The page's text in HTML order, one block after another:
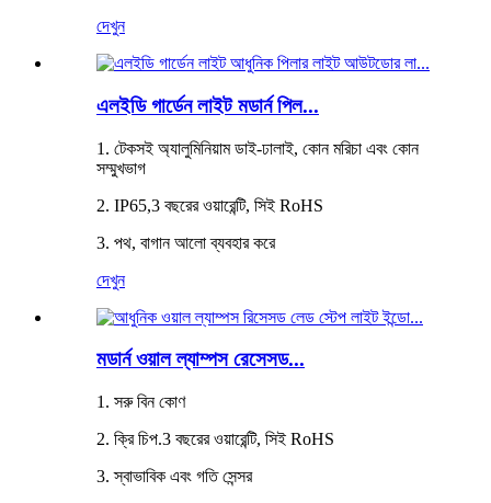
দেখুন
এলইডি গার্ডেন লাইট মডার্ন পিল...
1. টেকসই অ্যালুমিনিয়াম ডাই-ঢালাই, কোন মরিচা এবং কোন
সম্মুখভাগ
2. IP65,3 বছরের ওয়ারেন্টি, সিই RoHS
3. পথ, বাগান আলো ব্যবহার করে
দেখুন
মডার্ন ওয়াল ল্যাম্পস রেসেসড...
1. সরু বিন কোণ
2. ক্রি চিপ.3 বছরের ওয়ারেন্টি, সিই RoHS
3. স্বাভাবিক এবং গতি সেন্সর